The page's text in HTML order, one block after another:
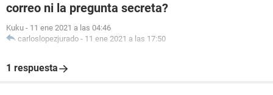
correo ni la pregunta secreta?
Kuku - 11 ene 2021 a las 04:46
carloslopezjurado - 11 ene 2021 a las 17:50
1 respuesta